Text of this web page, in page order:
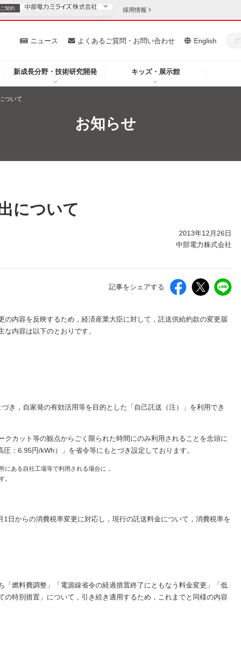
新成長分野・技術研究開発 キッズ・展示館
ニュース よくあるご質問・お問い合わせ English
安定供給
企業情報
ご契約
さま 法人のお客さま
採用情報
ついて
お知らせ
について
2013年12月26日
中部電力株式会社
記事をシェアする
内容を反映するため，経済産業大臣に対して，託送供給約款の変更届
内容は以下のとおりです。
き，自家発の有効活用等を目的とした「自己託送（注）」を利用でき
カット等の観点からごく限られた時間にのみ利用されることを念頭に
：6.95円/kWh）」を省令等にもとづき設定しております。
にある自社工場等で利用される場合に，
。
日からの消費税率変更に対応し，現行の託送料金について，消費税率を
燃料費調整」「電源線省令の経過措置終了にともなう料金変更」「低
特別措置」について，引き続き適用するため，これまでと同様の内容